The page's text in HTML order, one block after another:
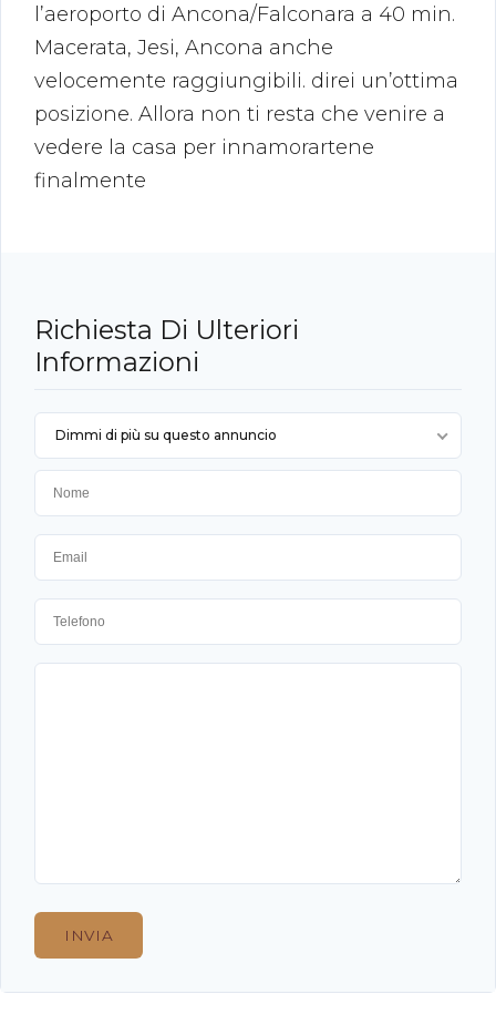
l’aeroporto di Ancona/Falconara a 40 min.
Macerata, Jesi, Ancona anche
velocemente raggiungibili. direi un’ottima
posizione. Allora non ti resta che venire a
vedere la casa per innamorartene
finalmente
Richiesta Di Ulteriori
Informazioni
Dimmi di più su questo annuncio